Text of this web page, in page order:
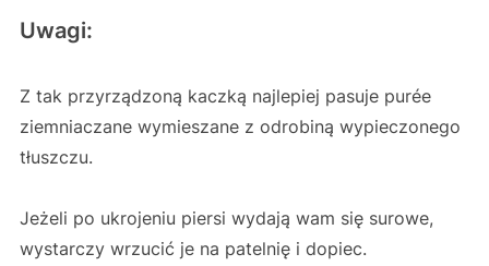
Uwagi:
Z tak przyrządzoną kaczką najlepiej pasuje purée
ziemniaczane wymieszane z odrobiną wypieczonego
tłuszczu.
Jeżeli po ukrojeniu piersi wydają wam się surowe,
wystarczy wrzucić je na patelnię i dopiec.